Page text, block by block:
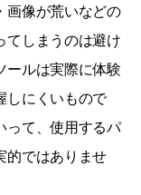
画像が荒いなどの
てしまうのは避け
ールは実際に体験
しにくいもので
って、使用するパ
的ではありませ